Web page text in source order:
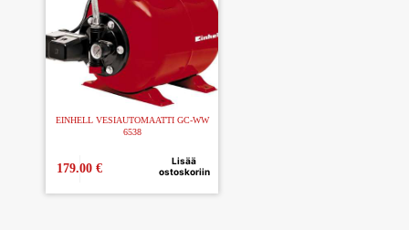
EINHELL VESIAUTOMAATTI GC-WW
6538
179.00€
Lisää
ostoskoriin